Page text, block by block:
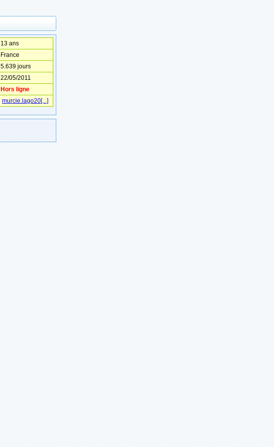
13 ans
France
5.639 jours
22/05/2011
Hors ligne
murcie.lago20[...]